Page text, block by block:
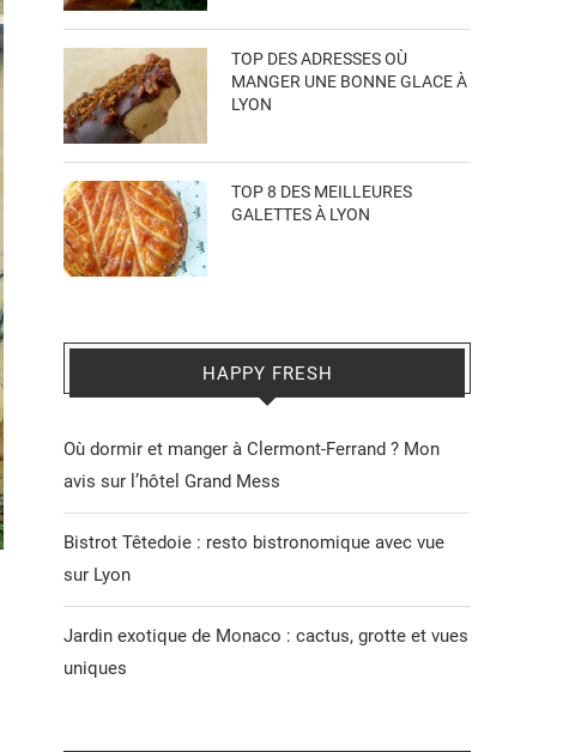
TOP DES ADRESSES OÙ
MANGER UNE BONNE GLACE À
LYON
TOP 8 DES MEILLEURES
GALETTES À LYON
HAPPY FRESH
Où dormir et manger à Clermont-Ferrand ? Mon
avis sur l’hôtel Grand Mess
Bistrot Têtedoie : resto bistronomique avec vue
sur Lyon
Jardin exotique de Monaco : cactus, grotte et vues
uniques